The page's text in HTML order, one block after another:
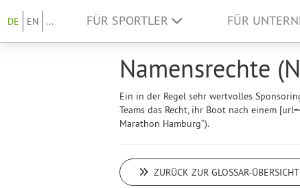
DE EN ... FÜR SPORTLER FÜR
Namensrechte
Ein in der Regel sehr wertvolles
Teams das Recht, ihr Boot nach einem
Marathon Hamburg“).
ZURÜCK ZUR GLOSSAR-ÜBERSICHT